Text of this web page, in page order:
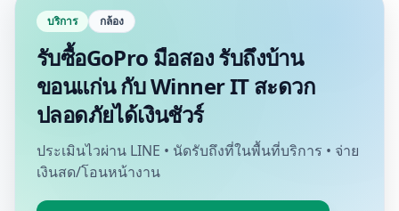
บริการ กล้อง
รับซื้อGoPro มือสอง รับถึงบ้าน
ขอนแก่น กับ Winner IT สะดวก
ปลอดภัยได้เงินชัวร์
ประเมินไวผ่าน LINE • นัดรับถึงที่ในพื้นที่บริการ • จ่าย
เงินสด/โอนหน้างาน